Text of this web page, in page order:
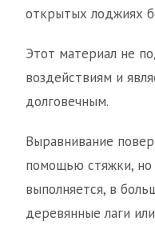
открытых лоджиях
Этот материал не
воздействиям и
долговечным.
Выравнивание
помощью стяжки, но
выполняется, в
деревянные лаги